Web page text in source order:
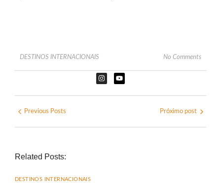
DESTINOS INTERNACIONAIS No Comments
Previous Posts Próximo post
Related Posts:
DESTINOS INTERNACIONAIS